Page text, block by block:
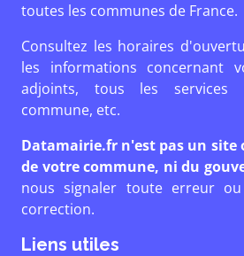
toutes les communes de France.
Consultez les horaires
les informations concernant
adjoints, tous les services
commune, etc.
Datamairie.fr n'est pas un site
de votre commune, ni du
nous signaler toute erreur
correction.
Liens utiles